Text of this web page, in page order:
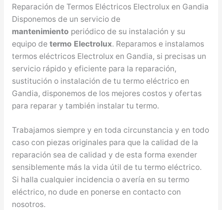
Reparación de Termos Eléctricos Electrolux en Gandia
Disponemos de un servicio de
mantenimiento periódico de su instalación y su
equipo de termo Electrolux. Reparamos e instalamos
termos eléctricos Electrolux en Gandia, si precisas un
servicio rápido y eficiente para la reparación,
sustitución o instalación de tu termo eléctrico en
Gandia, disponemos de los mejores costos y ofertas
para reparar y también instalar tu termo.
Trabajamos siempre y en toda circunstancia y en todo
caso con piezas originales para que la calidad de la
reparación sea de calidad y de esta forma exender
sensiblemente más la vida útil de tu termo eléctrico.
Si halla cualquier incidencia o avería en su termo
eléctrico, no dude en ponerse en contacto con
nosotros.